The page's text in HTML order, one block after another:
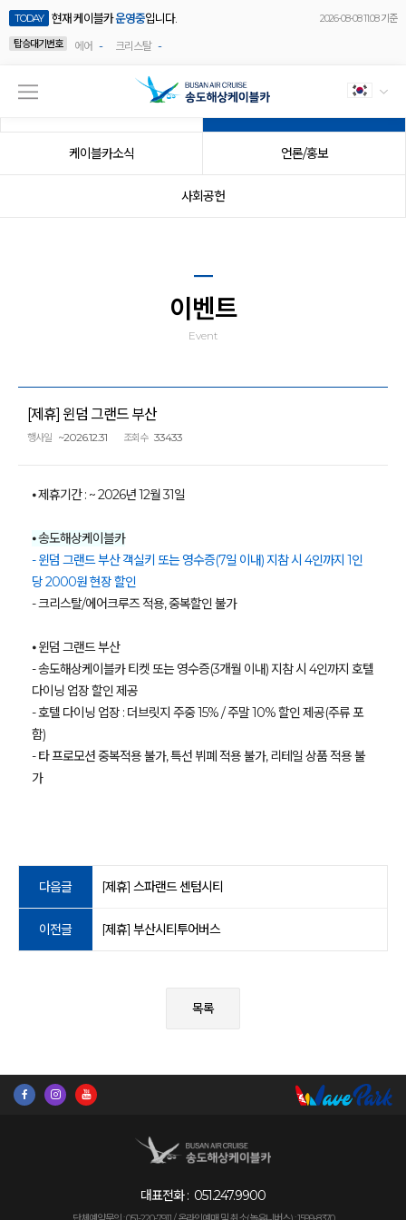
TODAY 현재 케이블카운영중입니다.
2026-08-08 11:08 기준
탑승대기번호
에어 - 크리스탈 -
케이블카소식 언론/홍보
사회공헌
이벤트
Event
[제휴] 윈덤 그랜드 부산
행사일 ~2026.12.31 조회수 33433
⦁ 제휴기간 : ~ 2026년 12월 31일
⦁ 송도해상케이블카
- 윈덤 그랜드 부산 객실키 또는 영수증(7일 이내) 지참 시 4인까지 1인
당 2000원 현장 할인
- 크리스탈/에어크루즈 적용, 중복할인 불가
⦁ 윈덤 그랜드 부산
- 송도해상케이블카 티켓 또는 영수증(3개월 이내) 지참 시 4인까지 호텔
다이닝 업장 할인 제공
- 호텔 다이닝 업장 : 더브릿지 주중 15% / 주말 10% 할인 제공(주류 포
함)
- 타 프로모션 중복적용 불가, 특선 뷔폐 적용 불가, 리테일 상품 적용 불
가
다음글 [제휴] 스파랜드 센텀시티
이전글 [제휴] 부산시티투어버스
목록
대표전화 : 051.247.9900